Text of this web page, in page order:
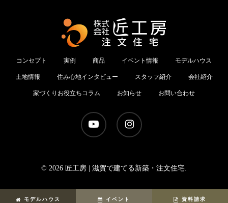
モデルハウス イベント 資料請求
コンセプト 実例 商品 イベント情報 モデルハウス
土地情報 住み心地インタビュー スタッフ紹介 会社紹介
家づくりお役立ちコラム お知らせ お問い合わせ
youtube instagram
© 2026 匠工房 | 滋賀で建てる新築・注文住宅.